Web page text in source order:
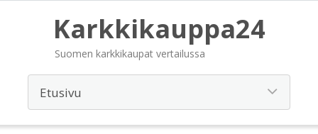
Karkkikauppa24
Suomen karkkikaupat vertailussa